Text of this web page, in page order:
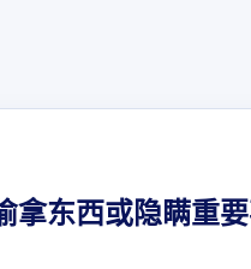
拿东西或隐瞒重